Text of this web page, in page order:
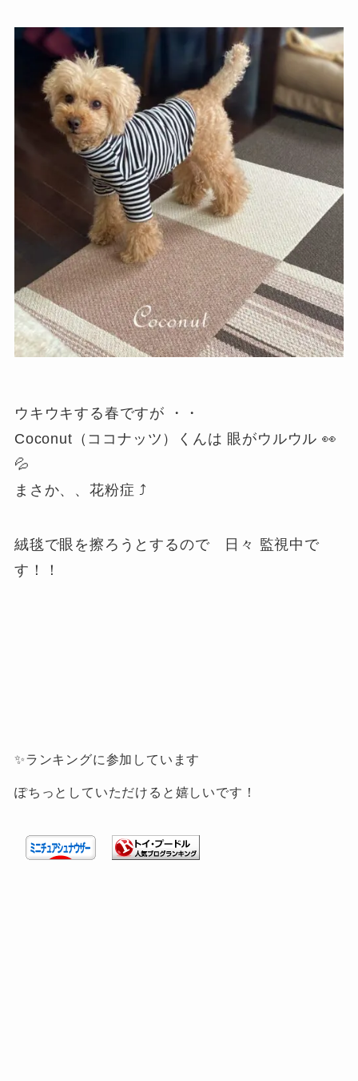
ウキウキする春ですが ・・
Coconut（ココナッツ）くんは 眼がウルウル 👀
💦
まさか、、花粉症 ⤴
絨毯で眼を擦ろうとするので 日々 監視中で
す！！
✨ランキングに参加しています
ぽちっとしていただけると嬉しいです！